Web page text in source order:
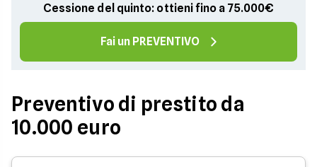
Cessione del quinto: ottieni fino a 75.000€
Fai un PREVENTIVO
Preventivo di prestito da
10.000 euro